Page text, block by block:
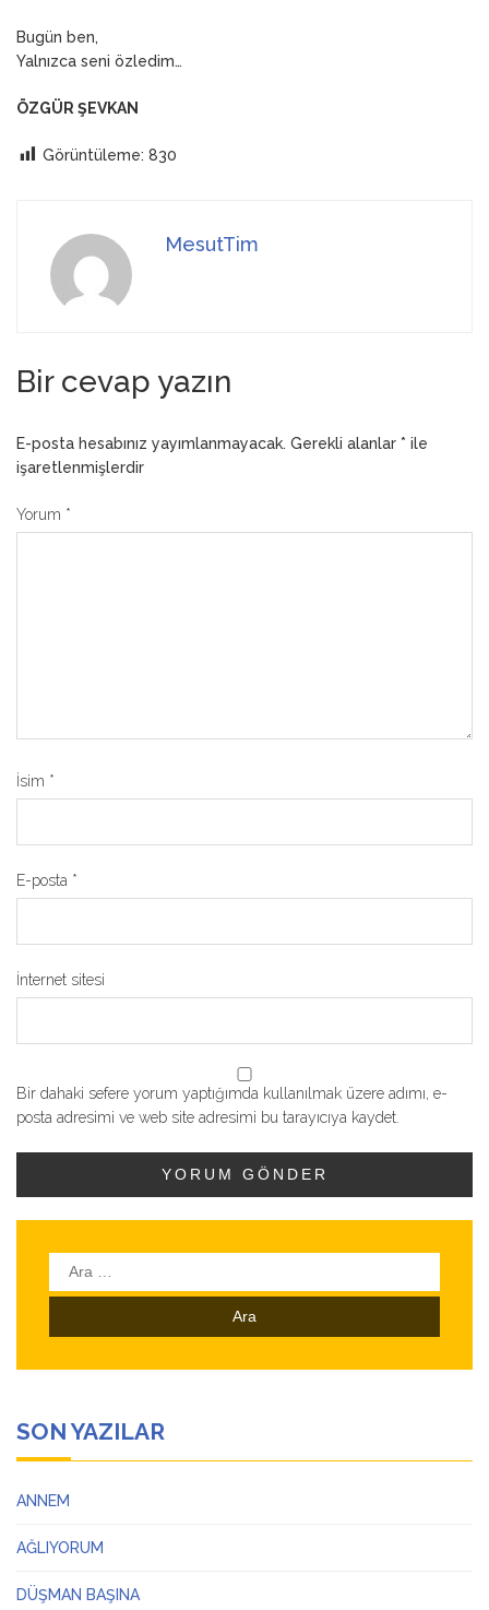
Bugün ben,
Yalnızca seni özledim…
ÖZGÜR ŞEVKAN
Görüntüleme: 830
MesutTim
Bir cevap yazın
E-posta hesabınız yayımlanmayacak. Gerekli alanlar * ile
işaretlenmişlerdir
Yorum *
İsim *
E-posta *
İnternet sitesi
Bir dahaki sefere yorum yaptığımda kullanılmak üzere adımı, e-
posta adresimi ve web site adresimi bu tarayıcıya kaydet.
Arama:
SON YAZILAR
ANNEM
AĞLIYORUM
DÜŞMAN BAŞINA